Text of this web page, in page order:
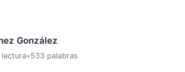
González
lectura•533 palabras